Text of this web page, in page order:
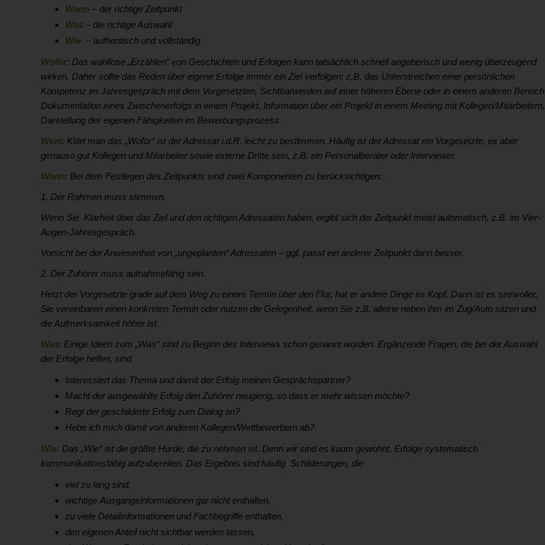
Wann – der richtige Zeitpunkt
Was – die richtige Auswahl
Wie – authentisch und vollständig
Wofür: Das wahllose „Erzählen“ von Geschichten und Erfolgen kann tatsächlich schnell angeberisch und wenig überzeugend
wirken. Daher sollte das Reden über eigene Erfolge immer ein Ziel verfolgen: z.B. das Unterstreichen einer persönlichen
Kompetenz im Jahresgespräch mit dem Vorgesetzten, Sichtbarwerden auf einer höheren Ebene oder in einem anderen
Dokumentation eines Zwischenerfolgs in einem Projekt, Information über ein Projekt in einem Meeting mit Kollegen/Mitarbeitern,
Darstellung der eigenen Fähigkeiten im Bewerbungsprozess.
Wem: Klärt man das „Wofür“ ist der Adressat i.d.R. leicht zu bestimmen. Häufig ist der Adressat ein Vorgesetzte, es aber
genauso gut Kollegen und Mitarbeiter sowie externe Dritte sein, z.B. ein Personalberater oder Interviewer.
Wann: Bei dem Festlegen des Zeitpunkts sind zwei Komponenten zu berücksichtigen:
1. Der Rahmen muss stimmen.
Wenn Sie Klarheit über das Ziel und den richtigen Adressaten haben, ergibt sich der Zeitpunkt meist automatisch, z.B. im Vier-
Augen-Jahresgespräch.
Vorsicht bei der Anwesenheit von „ungeplanten“ Adressaten – ggf. passt ein anderer Zeitpunkt dann besser.
2. Der Zuhörer muss aufnahmefähig sein.
Hetzt der Vorgesetzte grade auf dem Weg zu einem Termin über den Flur, hat er andere Dinge im Kopf. Dann ist es sinnvoller,
Sie vereinbaren einen konkreten Termin oder nutzen die Gelegenheit, wenn Sie z.B. alleine neben ihm im Zug/Auto sitzen und
die Aufmerksamkeit höher ist.
Was: Einige Ideen zum „Was“ sind zu Beginn des Interviews schon genannt worden. Ergänzende Fragen, die bei der Auswahl
der Erfolge helfen, sind
Interessiert das Thema und damit der Erfolg meinen Gesprächspartner?
Macht der ausgewählte Erfolg den Zuhörer neugierig, so dass er mehr wissen möchte?
Regt der geschilderte Erfolg zum Dialog an?
Hebe ich mich damit von anderen Kollegen/Wettbewerbern ab?
Wie: Das „Wie“ ist die größte Hürde, die zu nehmen ist. Denn wir sind es kaum gewohnt, Erfolge systematisch
kommunikationsfähig aufzubereiten. Das Ergebnis sind häufig Schilderungen, die
viel zu lang sind,
wichtige Ausgangsinformationen gar nicht enthalten,
zu viele Detailinformationen und Fachbegriffe enthalten,
den eigenen Anteil nicht sichtbar werden lassen,